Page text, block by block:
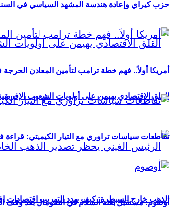
القلق الاقتصادي يهيمن على أولويات الشعوب
الذهب خارج السيطرة: كيف يهدد التهريب اقتصادات
حزب كيراي وإعادة هندسة المشهد السياسي في
أمريكا أولاً.. فهم خطة ترامب لتأمين المعادن الحرجة
تقاطعات سياسات تراوري مع التيار الكيميتي: قراءة
أوصوم: مستقبل بعثة السلام في الصومال بعد وقف